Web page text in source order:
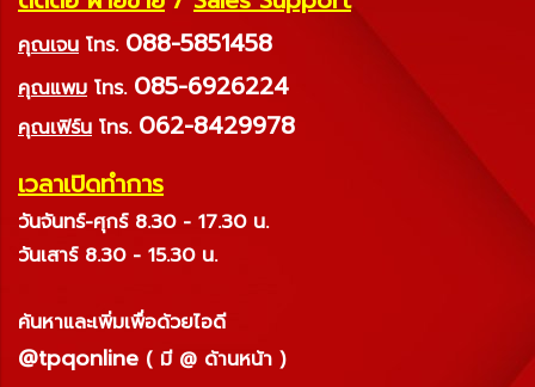
คุณเจน โทร. 088-5851458
คุณแพม โทร. 085-6926224
คุณเฟิร์น โทร. 062-8429978
เวลาเปิดทำการ
วันจันทร์-ศุกร์ 8.30 - 17.30 น.
วันเสาร์ 8.30 - 15.30 น.
ค้นหาและเพิ่มเพื่อด้วยไอดี
@tpqonline ( มี @ ด้านหน้า )